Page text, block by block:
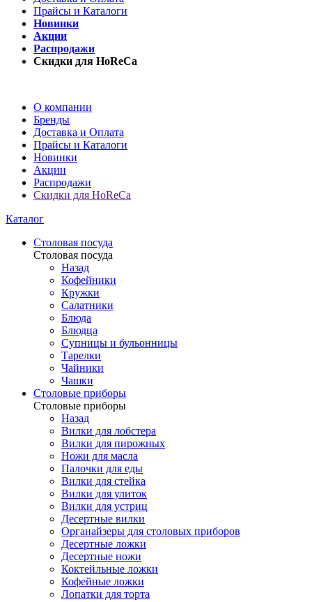
Прайсы и Каталоги
Новинки
Акции
Распродажи
Скидки для HoReCa
О компании
Бренды
Доставка и Оплата
Прайсы и Каталоги
Новинки
Акции
Распродажи
Скидки для HoReCa
Каталог
Столовая посуда
Столовая посуда
Назад
Кофейники
Кружки
Салатники
Блюда
Блюдца
Супницы и бульонницы
Тарелки
Чайники
Чашки
Cтоловые приборы
Cтоловые приборы
Назад
Вилки для лобстера
Вилки для пирожных
Ножи для масла
Палочки для еды
Вилки для стейка
Вилки для улиток
Вилки для устриц
Десертные вилки
Органайзеры для столовых приборов
Десертные ложки
Десертные ножи
Коктейльные ложки
Кофейные ложки
Лопатки для торта